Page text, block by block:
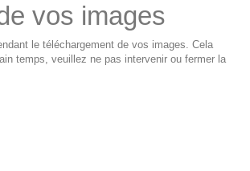
vos images
le téléchargement de vos images. Cela
temps, veuillez ne pas intervenir ou fermer la